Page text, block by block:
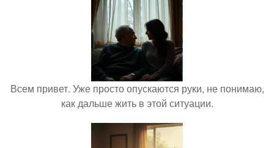
Всем привет. Уже просто опускаются руки, не понимаю,
как дальше жить в этой ситуации.